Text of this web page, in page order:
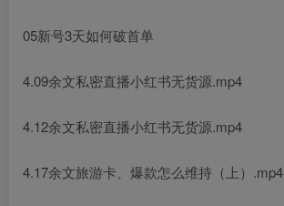
05新号3天如何破首单
4.09余文私密直播小红书无货源.mp4
4.12余文私密直播小红书无货源.mp4
4.17余文旅游卡、爆款怎么维持（上）.mp4